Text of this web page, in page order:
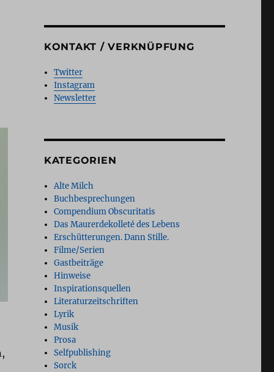
KONTAKT / VERKNÜPFUNG
Twitter
Instagram
Newsletter
KATEGORIEN
Alte Milch
Buchbesprechungen
Compendium Obscuritatis
Das Maurerdekolleté des Lebens
Erschütterungen. Dann Stille.
Filme/Serien
Gastbeiträge
Hinweise
Inspirationsquellen
Literaturzeitschriften
Lyrik
Musik
Prosa
Selfpublishing
Sorck